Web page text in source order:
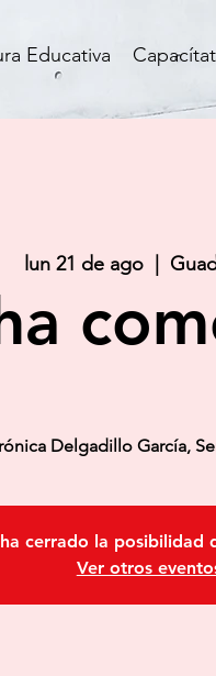
Educativa
lun 21 de ago
cerrado la posibilidad
Ver otros